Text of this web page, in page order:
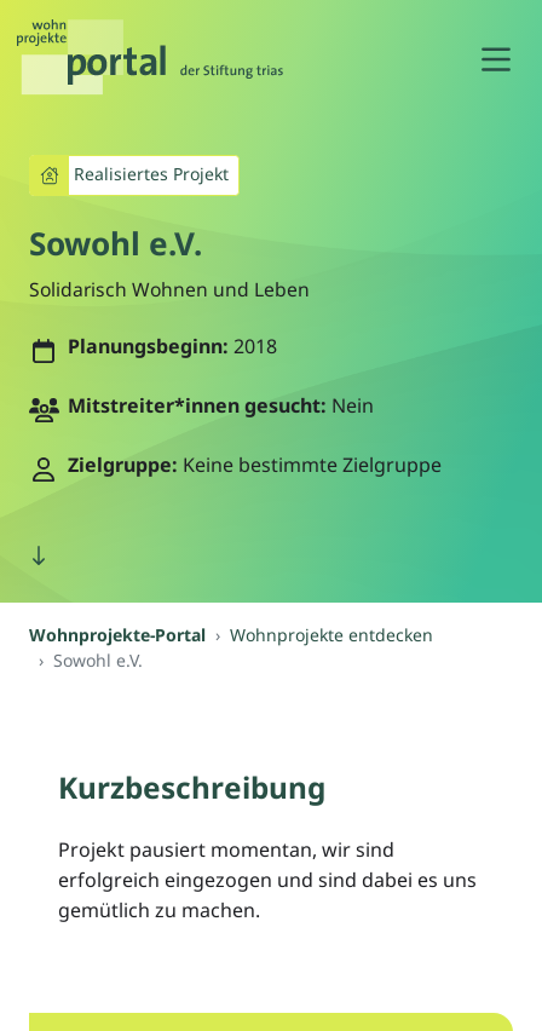
Realisiertes Projekt
Sowohl e.V.
Solidarisch Wohnen und Leben
Planungsbeginn: 2018
Mitstreiter*innen gesucht: Nein
Zielgruppe: Keine bestimmte Zielgruppe
Wohnprojekte-Portal
Wohnprojekte entdecken
Sowohl e.V.
Kurzbeschreibung
Projekt pausiert momentan, wir sind
erfolgreich eingezogen und sind dabei es uns
gemütlich zu machen.